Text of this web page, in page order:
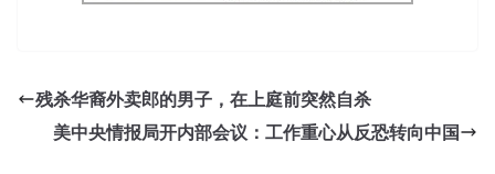
残杀华裔外卖郎的男子，在上庭前突然自杀
美中央情报局开内部会议：工作重心从反恐转向中国